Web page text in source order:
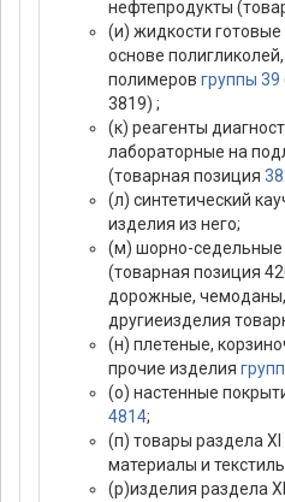
нефтепродукты
(и) жидкости
основе
полимеров группы 39
3819) ;
(к) реагенты
лабораторные на
(товарная позиция
(л) синтетический
изделия из него;
(м) шорно-седельные
(товарная позиция
дорожные,
другиеизделия
(н) плетеные,
прочие изделия
(о) настенные
4814;
(п) товары раздела XI
материалы и
(р)изделия раздела